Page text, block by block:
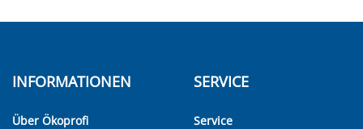
INFORMATIONEN
Über Ökoprofi
SERVICE
Service